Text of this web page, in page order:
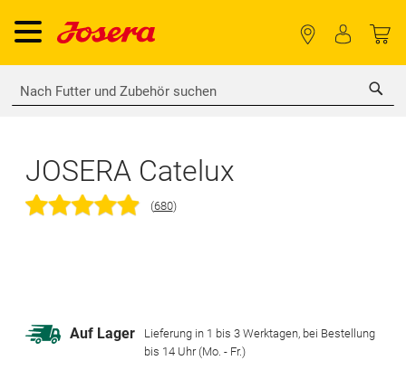
(680)
JOSERA Catelux
Bildgalerie
Anfang
Auf Lager
Lieferung in 1 bis 3 Werktagen, bei Bestellung
bis 14 Uhr (Mo. - Fr.)